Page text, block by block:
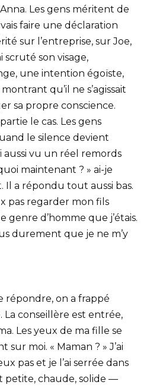
Les gens méritent de
faire une déclaration
sur l’entreprise, sur Joe,
scruté son visage,
une intention égoïste,
qu’il ne s’agissait
sa propre conscience.
le cas. Les gens
le silence devient
aussi vu un réel remords
maintenant ? » ai-je
a répondu tout aussi bas.
pas regarder mon fils
d’homme que j’étais.
durement que je ne m’y
répondre, on a frappé
conseillère est entrée,
Les yeux de ma fille se
moi. « Maman ? » J’ai
pas et je l’ai serrée dans
petite, chaude, solide —